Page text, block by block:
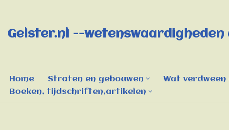
Ga
naar
Gelster.nl --wetenswaardigheden
Home Straten en gebouwen Wat
Boeken, tijdschriften,artikelen